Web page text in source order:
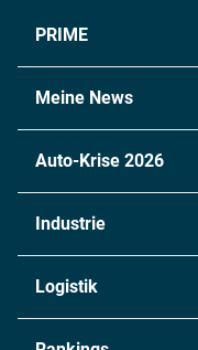
PRIME
Meine News
Auto-Krise 2026
Industrie
Logistik